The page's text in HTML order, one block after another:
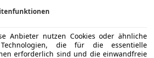
nur noch spärlich auf
angeboten, kann aber (wenn
ist mit 110 Euro pro Jahr recht günstig.
Anbieter nutzen Cookies oder ähnliche
die für die essentielle
erforderlich sind und die einwandfreie